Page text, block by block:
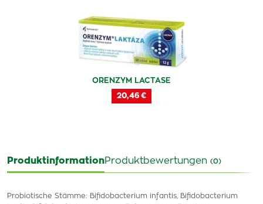
ORENZYM LACTASE
20,46 €
ProduktinformationProduktbewertungen (0)
Probiotische Stämme: Bifidobacterium infantis, Bifidobacterium